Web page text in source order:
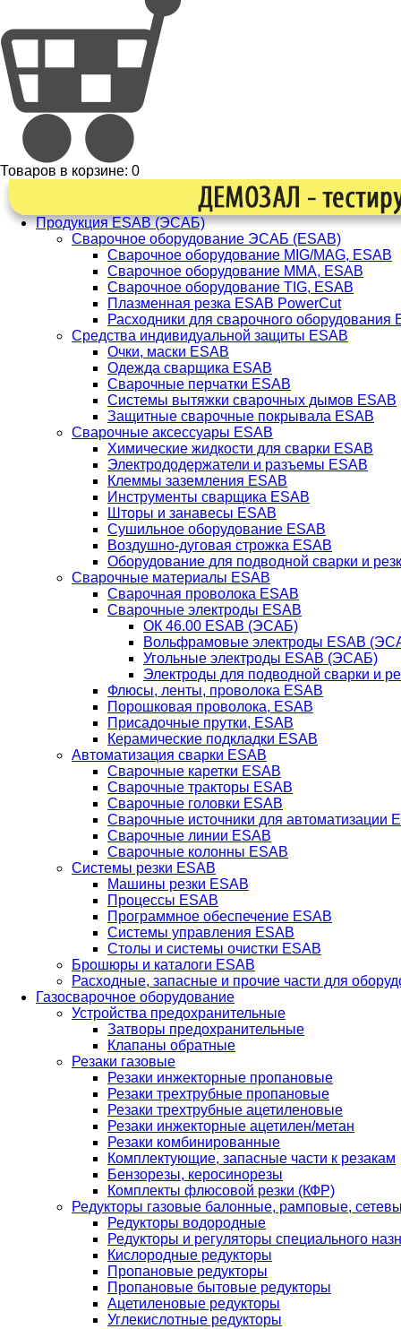
Товаров в корзине: 0
Продукция ESAB (ЭСАБ)
Сварочное оборудование ЭСАБ (ESAB)
Сварочное оборудование MIG/MAG, ESAB
Сварочное оборудование ММА, ESAB
Сварочное оборудование TIG, ESAB
Плазменная резка ESAB PowerCut
Расходники для сварочного оборудования
Средства индивидуальной защиты ESAB
Очки, маски ESAB
Одежда сварщика ESAB
Сварочные перчатки ESAB
Системы вытяжки сварочных дымов ESAB
Защитные сварочные покрывала ESAB
Сварочные аксессуары ESAB
Химические жидкости для сварки ESAB
Электрододержатели и разъемы ESAB
Клеммы заземления ESAB
Инструменты сварщика ESAB
Шторы и занавесы ESAB
Сушильное оборудование ESAB
Воздушно-дуговая строжка ESAB
Оборудование для подводной сварки и
Сварочные материалы ESAB
Сварочная проволока ESAB
Сварочные электроды ESAB
ОК 46.00 ESAB (ЭСАБ)
Вольфрамовые электроды ESAB
Угольные электроды ESAB (ЭСАБ)
Электроды для подводной сварки и
Флюсы, ленты, проволока ESAB
Порошковая проволока, ESAB
Присадочные прутки, ESAB
Керамические подкладки ESAB
Автоматизация сварки ESAB
Сварочные каретки ESAB
Сварочные тракторы ESAB
Сварочные головки ESAB
Сварочные источники для автоматизации
Сварочные линии ESAB
Сварочные колонны ESAB
Системы резки ESAB
Машины резки ESAB
Процессы ESAB
Программное обеспечение ESAB
Системы управления ESAB
Столы и системы очистки ESAB
Брошюры и каталоги ESAB
Расходные, запасные и прочие части для
Газосварочное оборудование
Устройства предохранительные
Затворы предохранительные
Клапаны обратные
Резаки газовые
Резаки инжекторные пропановые
Резаки трехтрубные пропановые
Резаки трехтрубные ацетиленовые
Резаки инжекторные ацетилен/метан
Резаки комбинированные
Комплектующие, запасные части к резакам
Бензорезы, керосинорезы
Комплекты флюсовой резки (КФР)
Редукторы газовые балонные, рамповые,
Редукторы водородные
Редукторы и регуляторы специального
Кислородные редукторы
Пропановые редукторы
Пропановые бытовые редукторы
Ацетиленовые редукторы
Углекислотные редукторы